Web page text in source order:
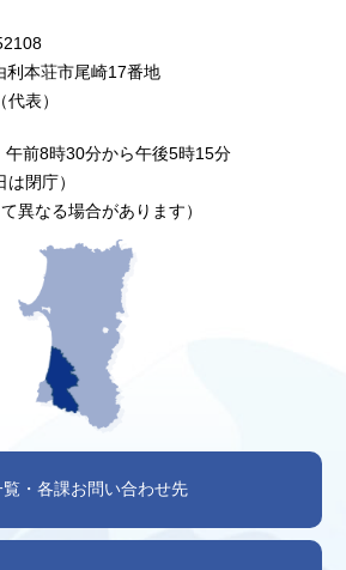
本荘市尾崎17番地
表）
前8時30分から午後5時15分
は閉庁）
異なる場合があります）
・各課お問い合わせ先